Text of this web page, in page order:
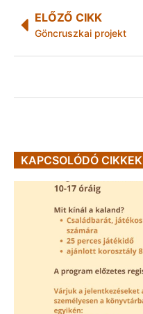
ELŐZŐ CIKK
Göncruszkai projekt
KAPCSOLÓDÓ CIKKEK